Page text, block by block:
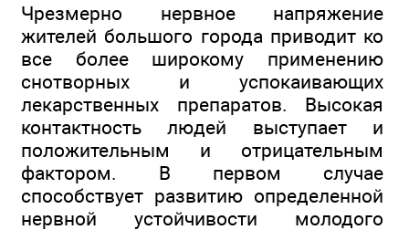
Чрезмерно нервное напряжение
жителей большого города приводит ко
все более широкому применению
снотворных и успокаивающих
лекарственных препаратов. Высокая
контактность людей выступает и
положительным и отрицательным
фактором. В первом случае
способствует развитию определенной
нервной устойчивости молодого